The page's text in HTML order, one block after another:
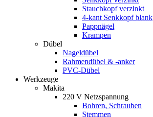
Stauchkopf verzinkt
4-kant Senkkopf blank
Pappnägel
Krampen
Dübel
Nageldübel
Rahmendübel & -anker
PVC-Dübel
Werkzeuge
Makita
220 V Netzspannung
Bohren, Schrauben
Stemmen